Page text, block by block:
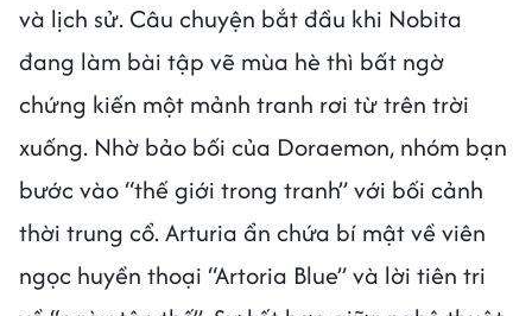
và lịch sử. Câu chuyện bắt đầu khi Nobita
đang làm bài tập vẽ mùa hè thì bất ngờ
chứng kiến một mảnh tranh rơi từ trên trời
xuống. Nhờ bảo bối của Doraemon, nhóm bạn
bước vào “thế giới trong tranh” với bối cảnh
thời trung cổ. Arturia ẩn chứa bí mật về viên
ngọc huyền thoại “Artoria Blue” và lời tiên tri